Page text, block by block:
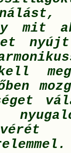
mit